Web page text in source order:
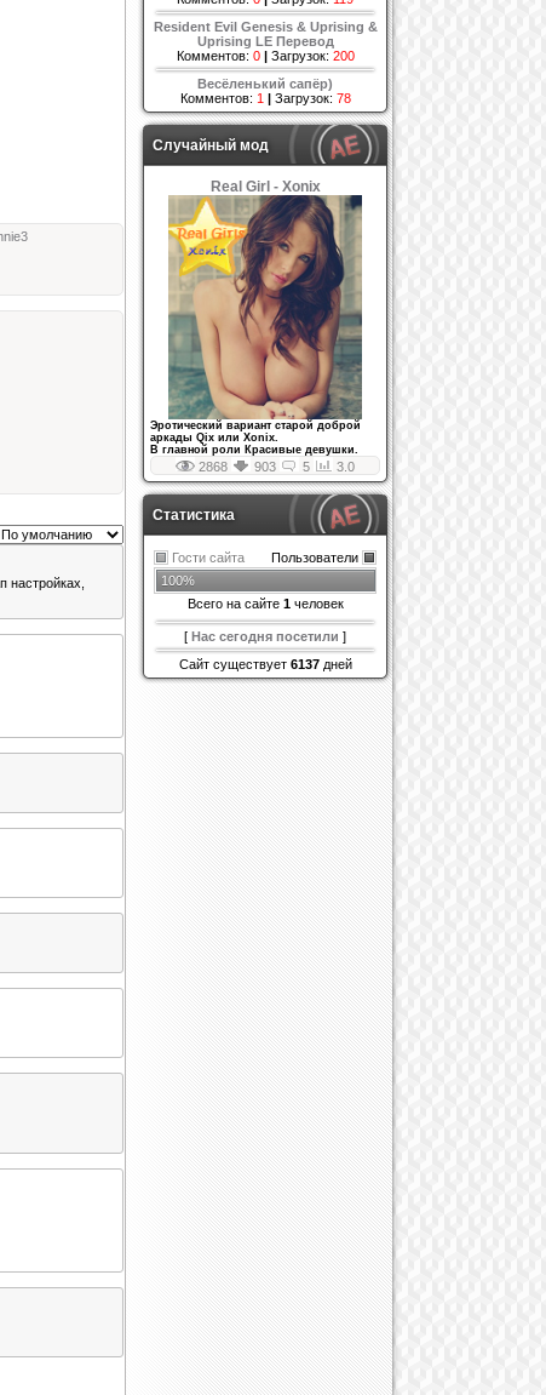
Resident Evil Genesis & Uprising &
Uprising LE Перевод
Комментов: 0| Загрузок: 200
Весёленький сапёр)
Комментов: 1 | Загрузок: 78
Случайный мод
Real Girl - Xonix
Эротический вариант старой доброй
аркады Qix или Xonix.
В главной роли Красивые девушки.
2868 903 5 3.0
Статистика
Пользователи
Гости сайта
100%
Всего на сайте 1человек
[ Нас сегодня посетили ]
Сайт существует 6137дней